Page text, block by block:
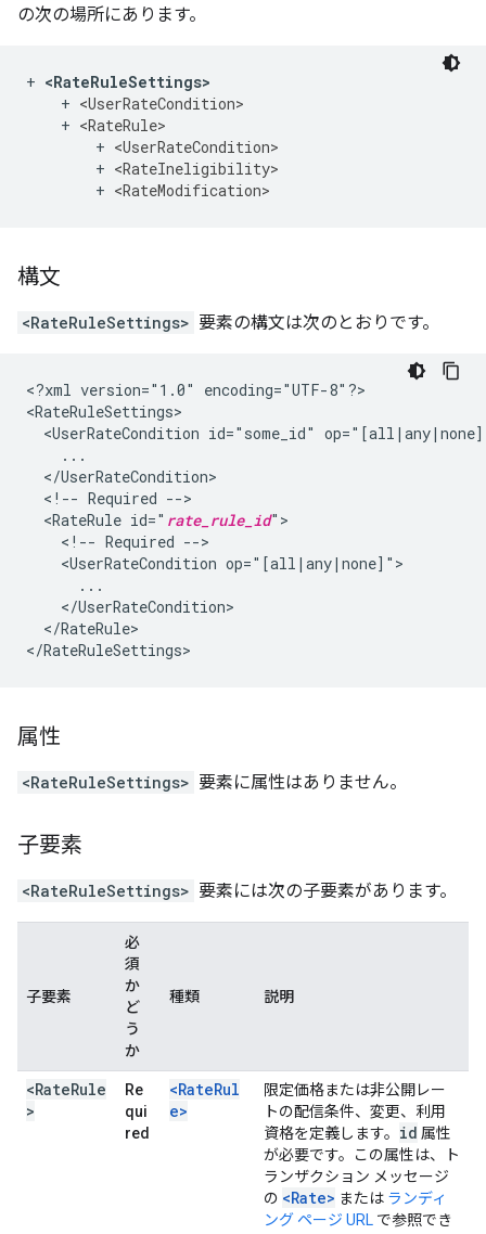
の次の場所にあります。
+ <RateRuleSettings>
    +
<UserRateCondition>
    +
<RateRule>
        +
<UserRateCondition>
        +
<RateIneligibility>
        +
<RateModification>
構文
<RateRuleSettings> 要素の構文は次のとおりです。
<?xml version="1.0" encoding="UTF-8"?>
<RateRuleSettings>
<UserRateCondition id="some_id"
    ...
  </UserRateCondition>
  <!-- Required -->
  <RateRule id="
rate_rule_id">
    <!-- Required -->
    <UserRateCondition op="[all|any|none]">
      ...
    </UserRateCondition>
  </RateRule>
</RateRuleSettings>
属性
<RateRuleSettings> 要素に属性はありません。
子要素
<RateRuleSettings> 要素には次の子要素があります。
子要素
必
須
か
ど
う
か
種類 説明
<RateRule
>
Re
qui
red
<RateRul
e>
限定価格または非公開レー
トの配信条件、変更、利用
資格を定義します。 id 属性
が必要です。この属性は、ト
ランザクション メッセージ
の <Rate> または ランディ
ング ページ URL で参照でき